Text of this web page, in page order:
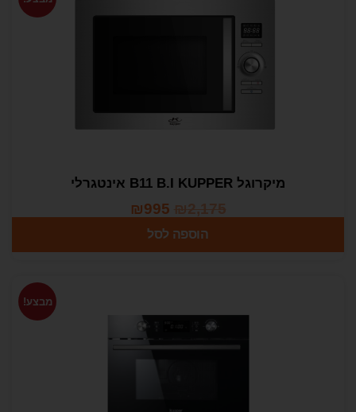
מיקרוגל B11 B.I KUPPER אינטגרלי
₪2,175
₪995
הוספה לסל
מבצע!